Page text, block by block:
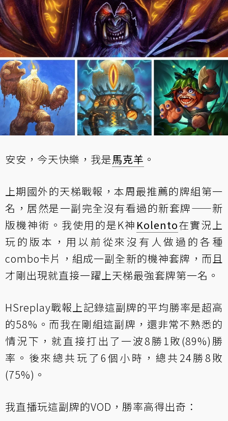
安安，今天快樂，我是馬克羊 。
上期國外的天梯戰報，本周最推薦的牌組第一
名，居然是一副完全沒有看過的新套牌——新
版機神術。我使用的是K神 Kolento在實況上
玩的版本，用以前從來沒有人做過的各種
combo卡片，組成一副全新的機神套牌，而且
才剛出現就直接一躍上天梯最強套牌第一名。
HSreplay戰報上記錄這副牌的平均勝率是超高
的58%。而我在剛組這副牌，還非常不熟悉的
情況下，就直接打出了一波8勝1敗(89%)勝
率。後來總共玩了6個小時，總共24勝8敗
(75%)。
我直播玩這副牌的VOD，勝率高得出奇：